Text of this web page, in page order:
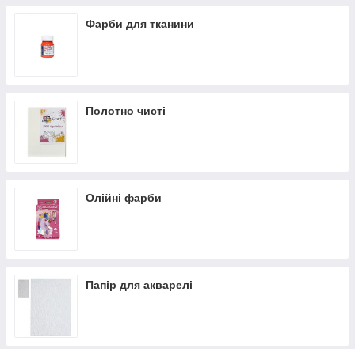
Фарби для тканини
Полотно чисті
Олійні фарби
Папір для акварелі